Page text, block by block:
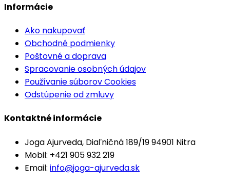
Informácie
Ako nakupovať
Obchodné podmienky
Poštovné a doprava
Spracovanie osobných údajov
Používanie súborov Cookies
Odstúpenie od zmluvy
Kontaktné informácie
Joga Ajurveda, Diaľničná 189/19 94901 Nitra
Mobil: +421 905 932 219
Email: info@joga-ajurveda.sk